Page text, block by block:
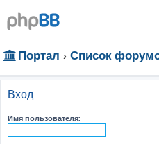
Портал Список
Вход
Имя пользователя: